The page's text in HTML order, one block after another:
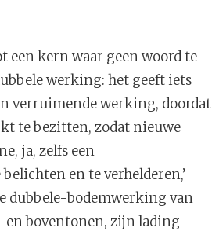
een kern waar geen woord te
werking: het geeft iets
verruimende werking, doordat
te bezitten, zodat nieuwe
ja, zelfs een
en te verhelderen,’
dubbele-bodemwerking van
boventonen, zijn lading